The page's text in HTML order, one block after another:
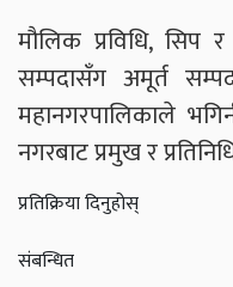
मौलिक प्रविधि, सिप
सम्पदासँग अमूर्त
महानगरपालिकाले
नगरबाट प्रमुख र
प्रतिक्रिया दिनुहोस्
संबन्धित